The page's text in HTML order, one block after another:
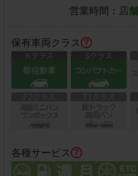
営業時間： 店
保有車両クラス
各種サービス